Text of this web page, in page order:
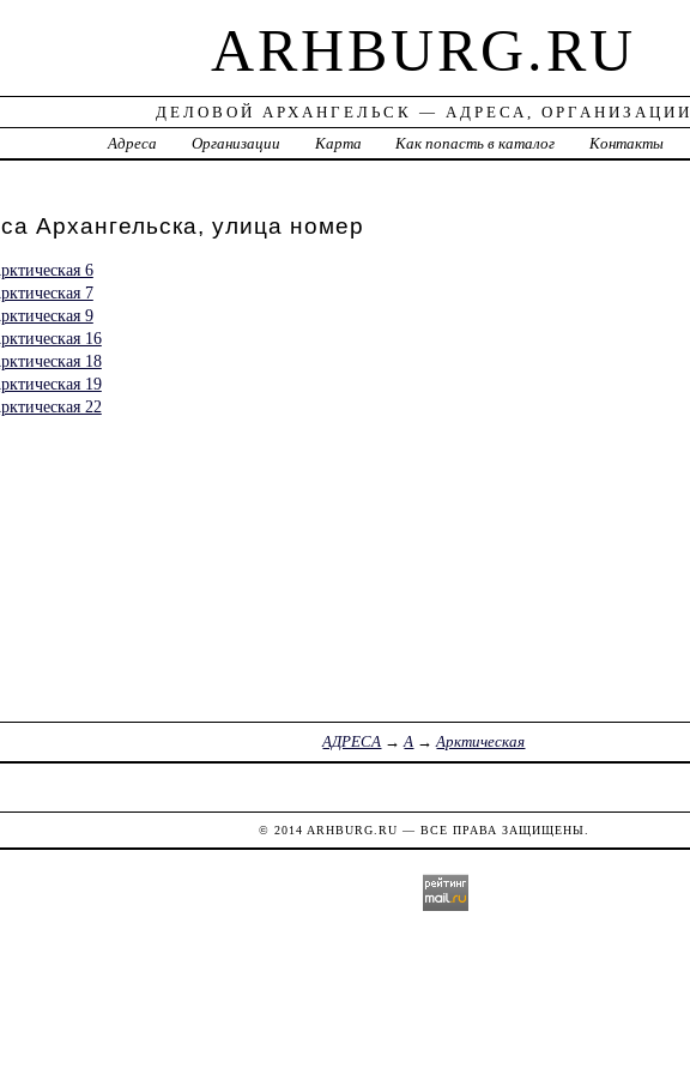
ARHBURG.RU
ДЕЛОВОЙ АРХАНГЕЛЬСК — АДРЕСА, ОРГАНИЗАЦИИ
Адреса
Организации Карта Как попасть в каталог Контакты
Архангельска, улица номер
6
7
9
16
18
19
22
АДРЕСА →А →Арктическая
© 2014 ARHBURG.RU — ВСЕ ПРАВА ЗАЩИЩЕНЫ.